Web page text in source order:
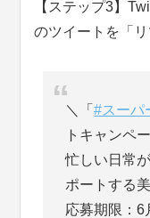
【ステップ3】
のツイートを「リ
＼「#スーパ
トキャンペ
忙しい日常
ポートする
応募期限：6